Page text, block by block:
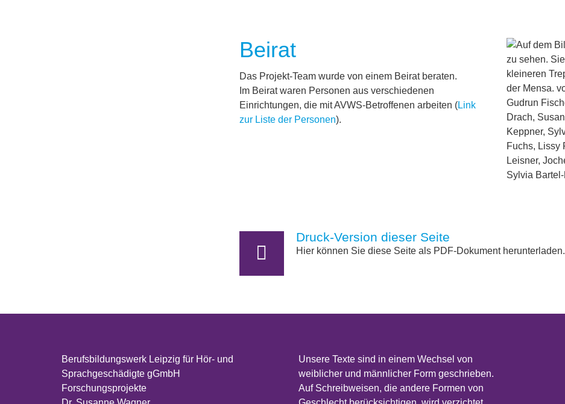
Beirat
Das Projekt-Team wurde von einem Beirat beraten.
Im Beirat waren Personen aus verschiedenen
Einrichtungen, die mit AVWS-Betroffenen arbeiten (Link
zur Liste der Personen).
Druck-Version dieser Seite
Hier können Sie diese Seite als PDF-Dokument herunterladen.
Berufsbildungswerk Leipzig für Hör- und
Sprachgeschädigte gGmbH
Forschungsprojekte
Unsere Texte sind in einem Wechsel von
weiblicher und männlicher Form geschrieben.
Auf Schreibweisen, die andere Formen von